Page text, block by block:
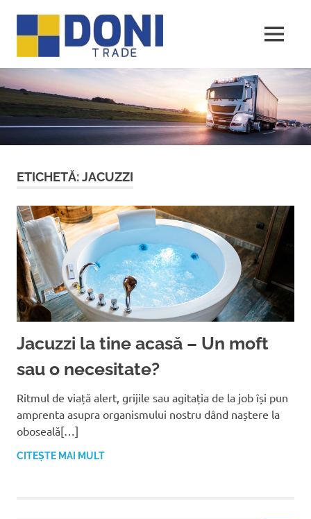
conținut
MENU
ETICHETĂ:JACUZZI
Jacuzzi la tine acasă – Un moft
sau o necesitate?
Ritmul de viață alert, grijile sau agitația de la job își pun
amprenta asupra organismului nostru dând naștere la
oboseală[…]
CITEȘTE MAI MULT